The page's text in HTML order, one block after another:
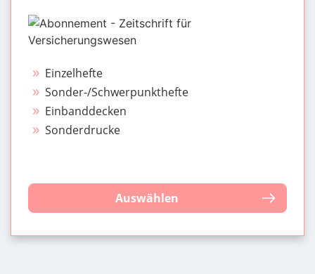
Einzelhefte
Sonder-/Schwerpunkthefte
Einbanddecken
Sonderdrucke
Auswählen